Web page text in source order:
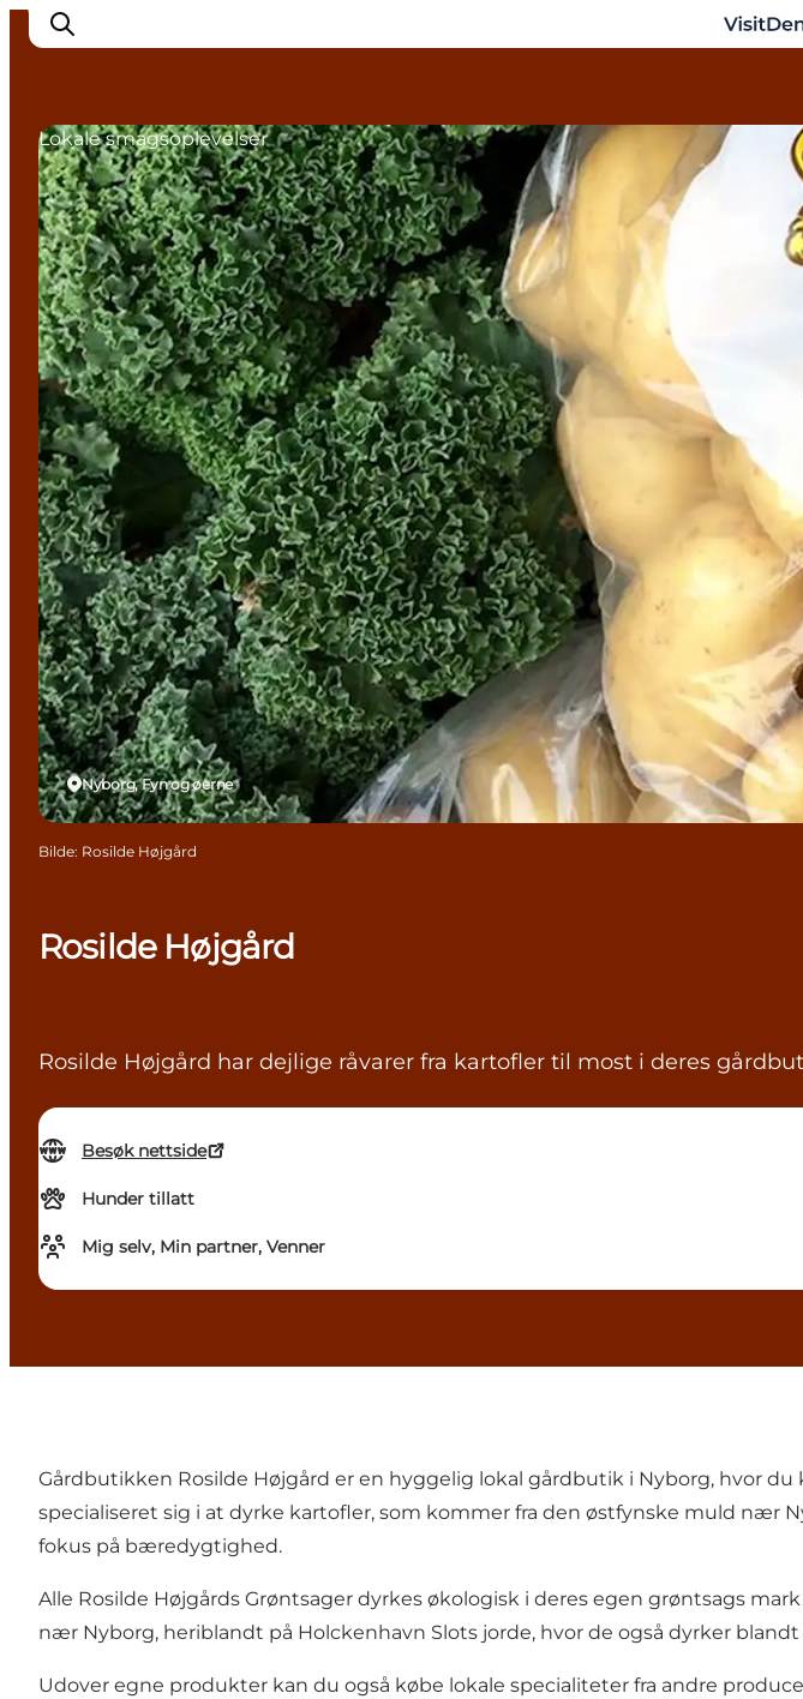
Inspirasjon
Reisemål
Aktiviteter
Overnatting
Planlegg reisen
Rosilde Højgård
Rosilde Højgård har dejlige råvarer fra kartofler til most i deres
Besøk nettside
Hunder tillatt
Mig selv, Min partner, Venner
Nyborg, Fyn og øerne
Lokale smagsoplevelser
Bilde: Rosilde Højgård
Gårdbutikken Rosilde Højgård er en hyggelig lokal gårdbutik i Nyborg, hvor
specialiseret sig i at dyrke kartofler, som kommer fra den østfynske muld nær
fokus på bæredygtighed.
Alle Rosilde Højgårds Grøntsager dyrkes økologisk i deres egen grøntsags
nær Nyborg, heriblandt på Holckenhavn Slots jorde, hvor de også dyrker
Udover egne produkter kan du også købe lokale specialiteter fra andre